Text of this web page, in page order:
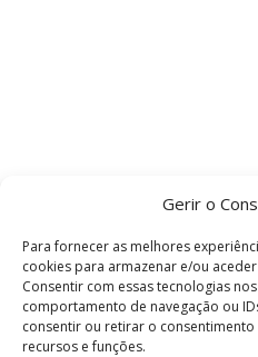
Gerir o
Para fornecer as melhores
cookies para armazenar e/ou
Consentir com essas tecnologias
comportamento de navegação ou
consentir ou retirar o
recursos e funções.